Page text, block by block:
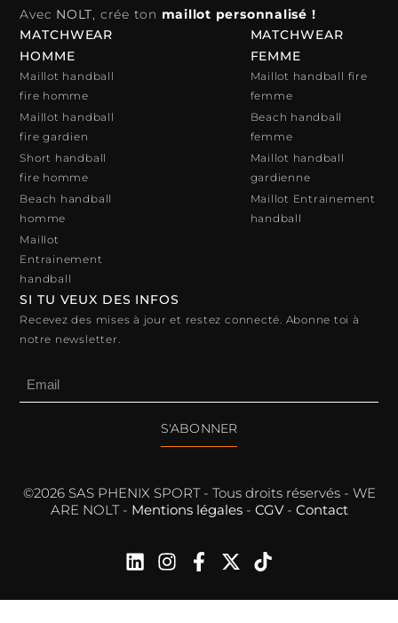
Avec NOLT, crée ton maillot personnalisé !
MATCHWEAR
HOMME
Maillot handball
fire homme
Maillot handball
fire gardien
Short handball
fire homme
Beach handball
homme
Maillot
Entrainement
handball
MATCHWEAR
FEMME
Maillot handball fire
femme
Beach handball
femme
Maillot handball
gardienne
Maillot Entrainement
handball
SI TU VEUX DES INFOS
Recevez des mises à jour et restez connecté. Abonne toi à
notre newsletter.
S'ABONNER
©2026 SAS PHENIX SPORT - Tous droits réservés - WE
ARE NOLT - Mentions légales- CGV- Contact